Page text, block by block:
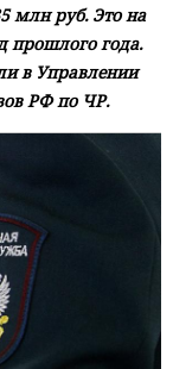
млн руб. Это на
прошлого года.
в Управлении
РФ по ЧР.